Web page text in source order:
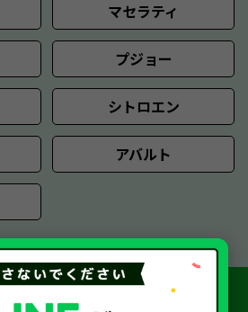
マセラティ
プジョー
シトロエン
アバルト